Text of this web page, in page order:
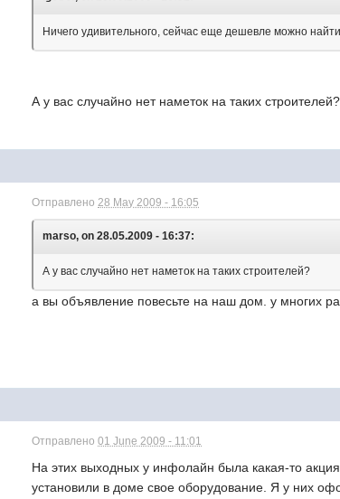
Ничего удивительного, сейчас еще дешевле можно
А у вас случайно нет наметок на таких строителей?
Отправлено28 May 2009 - 16:05
marso, on 28.05.2009 - 16:37:
А у вас случайно нет наметок на таких строителей?
а вы объявление повесьте на наш дом. у многих
Отправлено01 June 2009 - 11:01
На этих выходных у инфолайн была какая-то
установили в доме свое оборудование. Я у них